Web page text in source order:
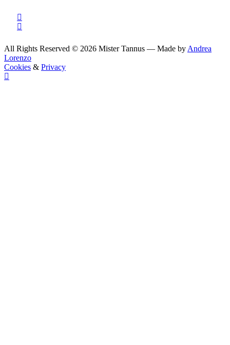
All Rights Reserved © 2026 Mister Tannus — Made by Andrea
Lorenzo
Cookies & Privacy